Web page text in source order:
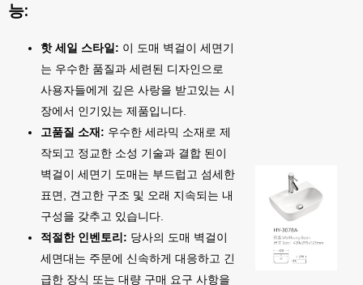
능:
핫 세일 스타일: 이 도매 벽걸이 세면기
는 우수한 품질과 세련된 디자인으로
사용자들에게 깊은 사랑을 받고있는 시
장에서 인기있는 제품입니다.
고품질 소재: 우수한 세라믹 소재로 제
작되고 정교한 소성 기술과 결합 된이
벽걸이 세면기 도매는 부드럽고 섬세한
표면, 견고한 구조 및 오래 지속되는 내
구성을 갖추고 있습니다.
적절한 인벤토리: 당사의 도매 벽걸이
세면대는 주문에 신속하게 대응하고 긴
급한 장식 또는 대량 구매 요구 사항을